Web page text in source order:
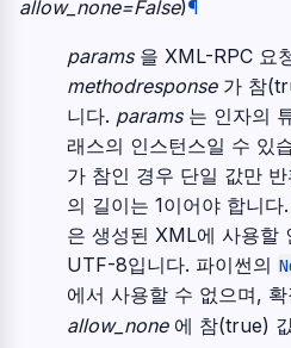
allow_none=False)¶
params을 XML-RPC 요
methodresponse가 참
니다. params는 인자의
래스의 인스턴스일 수 있
가 참인 경우 단일 값만
의 길이는 1이어야 합니다
은 생성된 XML에 사용할
UTF-8입니다. 파이썬의
에서 사용할 수 없으며,
allow_none에 참(true)